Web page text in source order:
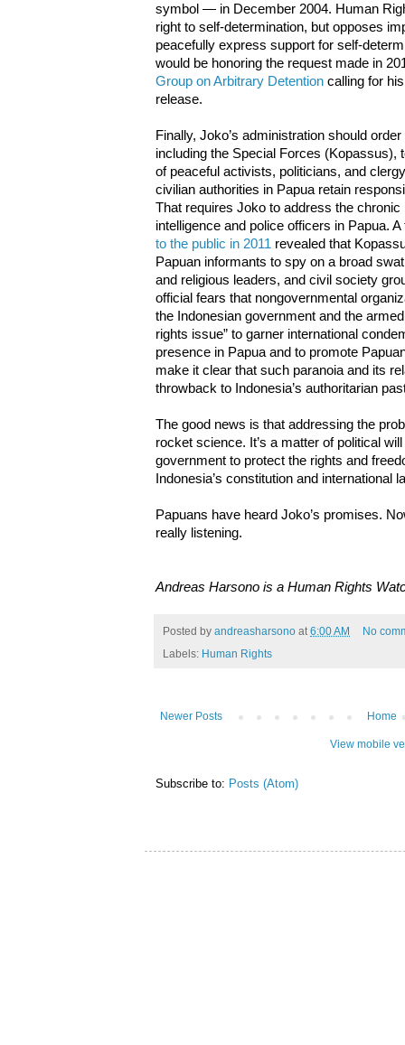
symbol — in December 2004. Human
right to self-determination, but opposes
peacefully express support for self-
would be honoring the request made in
Group on Arbitrary Detention calling for
release.
Finally, Joko’s administration should
including the Special Forces (Kopassus),
of peaceful activists, politicians, and
civilian authorities in Papua retain
That requires Joko to address the chronic
intelligence and police officers in Papua.
to the public in 2011 revealed that
Papuan informants to spy on a broad
and religious leaders, and civil society
official fears that nongovernmental
the Indonesian government and the
rights issue” to garner international
presence in Papua and to promote
make it clear that such paranoia and its
throwback to Indonesia’s authoritarian
The good news is that addressing the
rocket science. It’s a matter of political
government to protect the rights and
Indonesia’s constitution and international
Papuans have heard Joko’s promises.
really listening.
Andreas Harsono is a Human Rights
Posted by andreasharsono at6:00 AM
No
Labels: Human Rights
Newer Posts Home
View mobile
Subscribe to: Posts (Atom)